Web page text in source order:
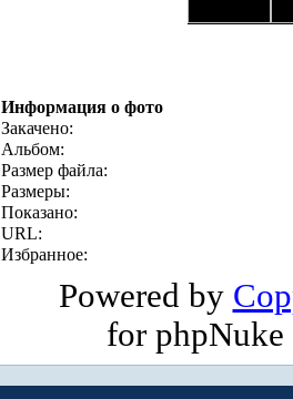
Информация о фото
Закачено:
Альбом:
Размер файла:
Размеры:
Показано:
URL:
Избранное:
Powered by
for